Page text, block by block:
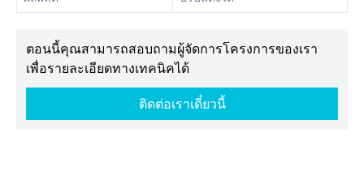
ตอนนี้คุณสามารถสอบถามผู้จัดการโครงการของเรา
เพื่อรายละเอียดทางเทคนิคได้
ติดต่อเราเดี๋ยวนี้